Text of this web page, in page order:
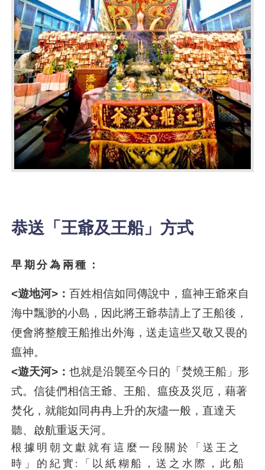
恭送「王爺及王船」方式
早期分為兩種：
<遊地河>：百姓相信如同傳說中，瘟神王爺來自
海中飄渺的小島，因此將王爺恭請上了王船後，
便會將整艘王船推出外海，送走這些又敬又畏的
瘟神。
<遊天河>：也就是沿襲至今日的「焚燒王船」形
式。信徒們相信王爺、王船、瘟疫及災厄，藉著
焚化，就能如同冉冉上升的灰燼一般，直達天
聽、啟航重返天河。
根據明朝文獻就有這麼一段關於「送王之
時」的紀實 :
「以紙糊船，送之水際，此船